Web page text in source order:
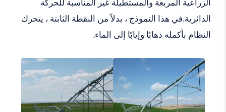
الدائرية.في هذا النموذج ، بدلاً من النقطة الثابتة ، يتحرك
النظام بأكمله ذهابًا وإيابًا إلى الماء.